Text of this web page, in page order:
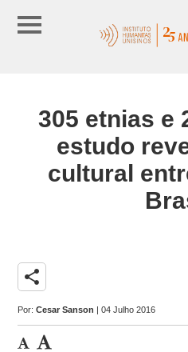
305 etnias e
estudo
cultural
share
Por:Cesar Sanson | 04 Julho 2016